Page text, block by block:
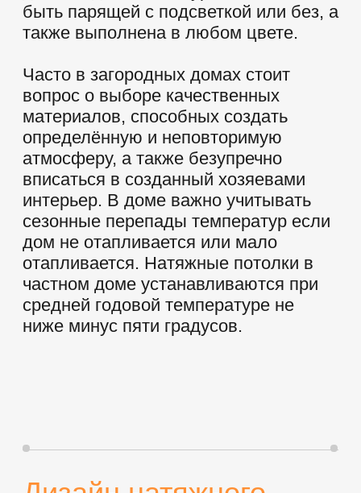
Натяжные потолки
Натяжные стены
Галерея работ
Онлайн-калькулятор
Ремонт натяжных потолков
Скидки
Статьи
Информация о нас
Отзывы
Гарантия
Контакты
ИНФОРМАЦИЯ
Фотопечать
Карта сайта
Добровольческой Бригады 12, этаж 2